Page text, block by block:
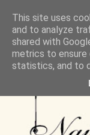
This site uses
and to analyze
shared with
metrics to ensure
statistics, and to